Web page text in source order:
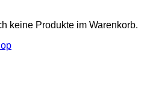
keine Produkte im Warenkorb.